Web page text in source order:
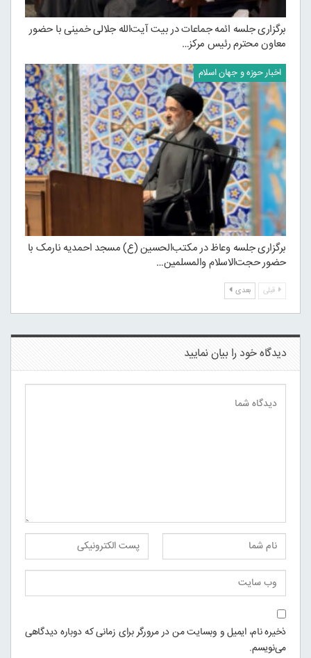
برگزاری جلسه ائمه جماعات در بیت آیت‌الله جلالی خمینی با حضور
معاون محترم رئیس مرکز…
اخبار حوزه و جهان اسلام
برگزاری جلسه وعاظ در مکتب‌الحسین (ع) مسجد احمدیه نارمک با
حضور حجت‌الاسلام والمسلمین…
قبلی بعدی
دیدگاه خود را بیان نمایید
ذخیره نام، ایمیل و وبسایت من در مرورگر برای زمانی که دوباره دیدگاهی
می‌نویسم.